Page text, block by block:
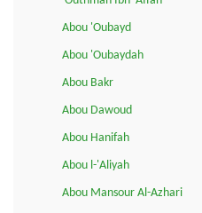
Abou 'Oubayd
Abou 'Oubaydah
Abou Bakr
Abou Dawoud
Abou Hanifah
Abou l-'Aliyah
Abou Mansour Al-Azhari